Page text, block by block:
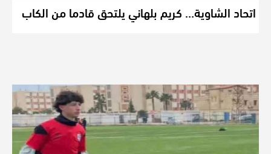
اتحاد الشاوية… كريم بلهاني يلتحق قادما من الكاب